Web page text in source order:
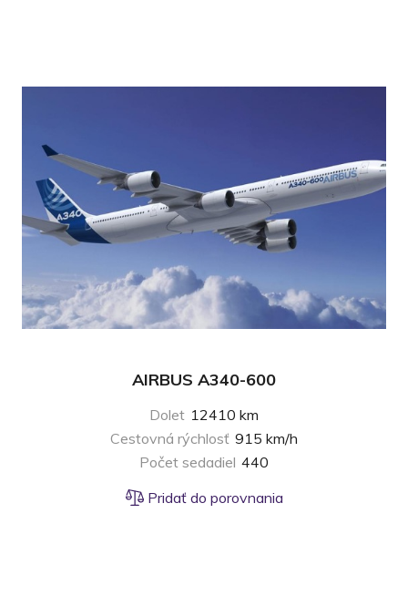
AIRBUS A340-600
Dolet 12410 km
Cestovná rýchlosť 915 km/h
Počet sedadiel 440
Pridať do porovnania